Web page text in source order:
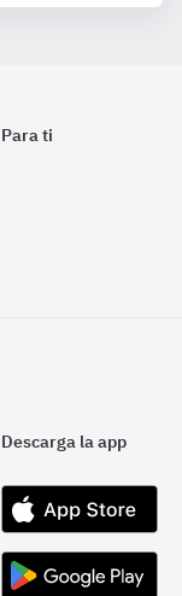
Para ti
Descarga la app